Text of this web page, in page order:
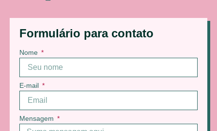
Formulário para contato
Nome
E-mail
Mensagem